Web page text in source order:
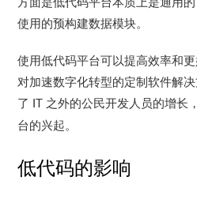
使用的预构建数据模块。
使用低代码平台可以提高效率和更
对加速数字化转型的定制软件解
了
之外的公民开发人员的增长
台的兴起。
低代码的影响